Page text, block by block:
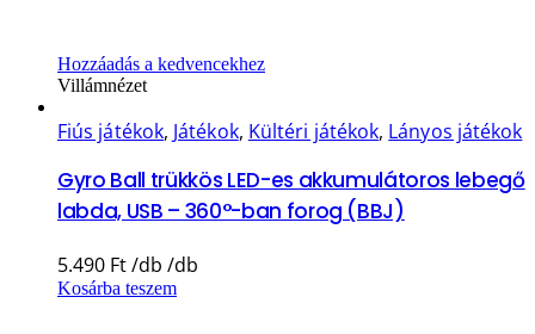
Hozzáadás a kedvencekhez
Villámnézet
Fiús játékok, Játékok, Kültéri játékok, Lányos játékok
Gyro Ball trükkös LED-es akkumulátoros lebegő
labda, USB – 360°-ban forog (BBJ)
5.490 Ft
Kosárba teszem